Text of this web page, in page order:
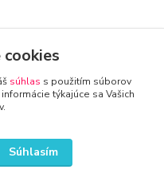
rychlo.sk
cookies
súhlas s použitím súborov
týkajúce sa Vašich
Súhlasím